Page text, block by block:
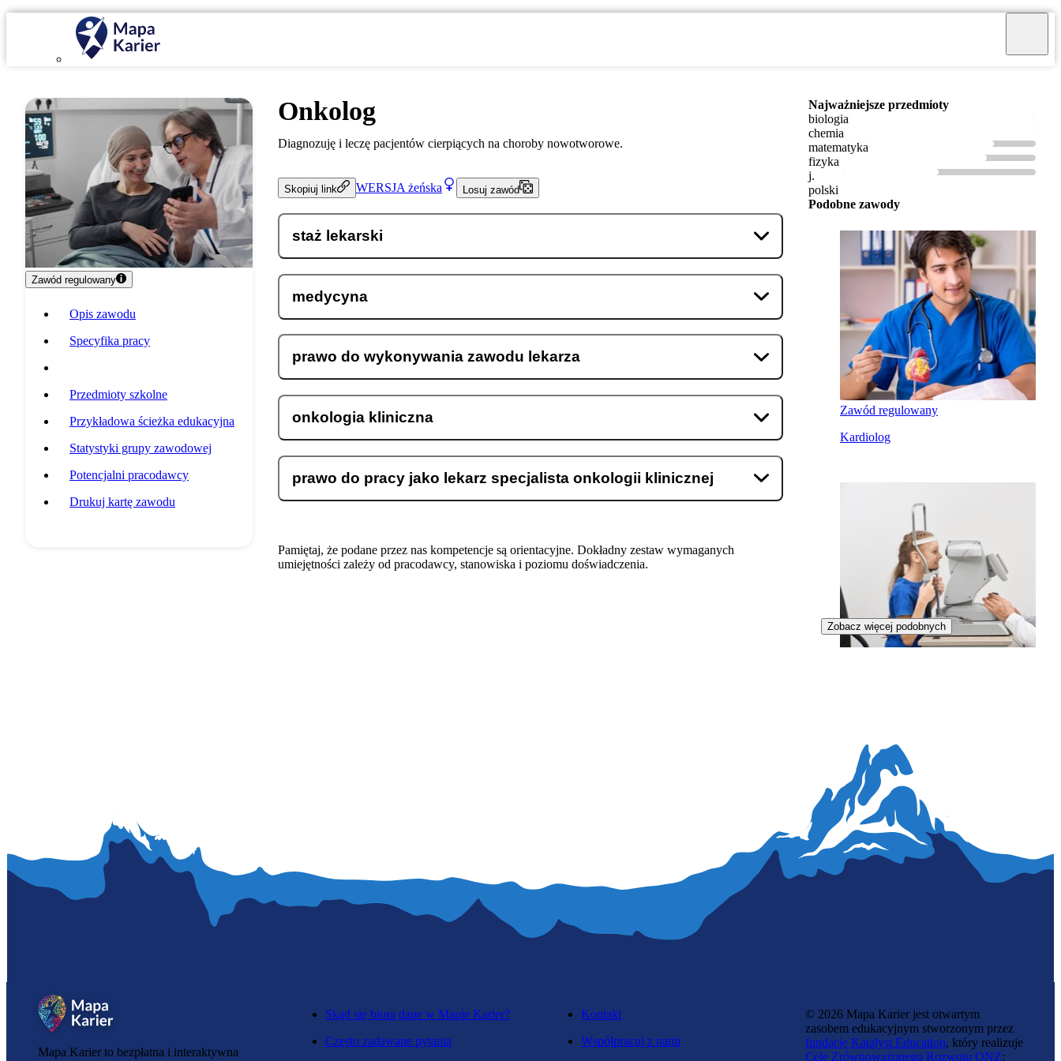
Zawód regulowany
Opis zawodu
Specyfika pracy
Przedmioty szkolne
Przykładowa ścieżka edukacyjna
Statystyki grupy zawodowej
Potencjalni pracodawcy
Drukuj kartę zawodu
Onkolog
Diagnozuję i leczę pacjentów cierpiących na choroby nowotworowe.
Skopiuj link WERSJA żeńska Losuj zawód
staż lekarski
medycyna
prawo do wykonywania zawodu lekarza
onkologia kliniczna
prawo do pracy jako lekarz specjalista onkologii klinicznej
Pamiętaj, że podane przez nas kompetencje są orientacyjne. Dokładny zestaw wymaganych
umiejętności zależy od pracodawcy, stanowiska i poziomu doświadczenia.
Najważniejsze przedmioty
biologia
chemia
matematyka
fizyka
j.
polski
Podobne zawody
Zawód regulowany
Kardiolog
Zobacz więcej podobnych
Mapa Karier to bezpłatna i interaktywna
Skąd się biorą dane w Mapie Karier?
Często zadawane pytania
Kontakt
Współpracuj z nami
© 2026 Mapa Karier jest otwartym
zasobem edukacyjnym stworzonym przez
fundację Katalyst Education, który realizuje
Cele Zrównoważonego Rozwoju ONZ: